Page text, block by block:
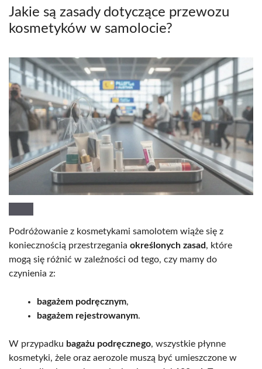
Jakie są zasady dotyczące przewozu
kosmetyków w samolocie?
Podróżowanie z kosmetykami samolotem wiąże się z
koniecznością przestrzegania określonych zasad, które
mogą się różnić w zależności od tego, czy mamy do
czynienia z:
bagażem podręcznym,
bagażem rejestrowanym.
W przypadku bagażu podręcznego, wszystkie płynne
kosmetyki, żele oraz aerozole muszą być umieszczone w